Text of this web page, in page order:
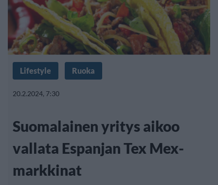
Lifestyle Ruoka
20.2.2024, 7:30
Suomalainen yritys aikoo
vallata Espanjan Tex Mex-
markkinat